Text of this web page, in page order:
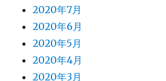
2020年7月
2020年6月
2020年5月
2020年4月
2020年3月